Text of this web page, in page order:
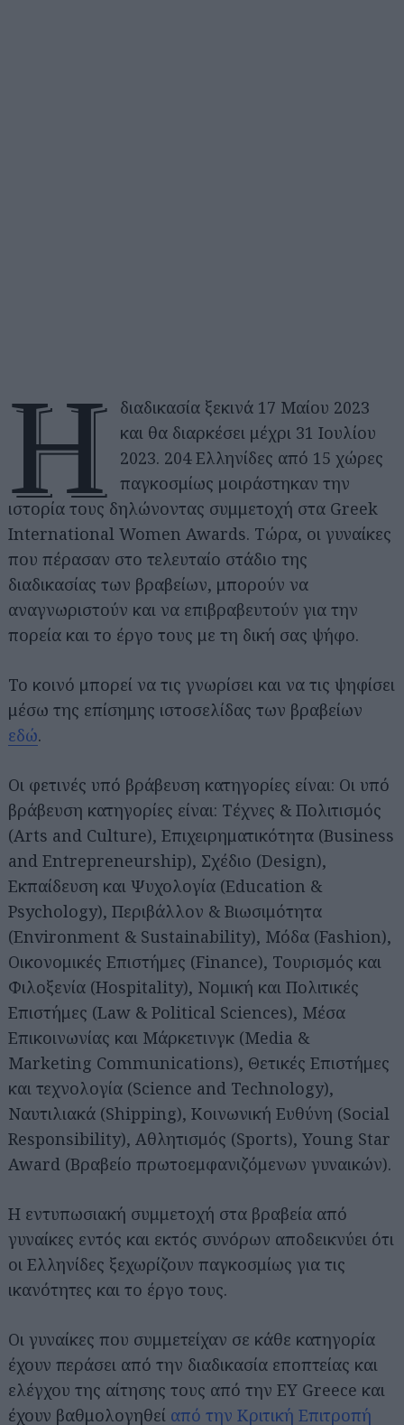
Η
διαδικασία ξεκινά 17 Μαίου 2023
και θα διαρκέσει μέχρι 31 Ιουλίου
2023. 204 Ελληνίδες από 15 χώρες
παγκοσμίως μοιράστηκαν την
ιστορία τους δηλώνοντας συμμετοχή στα Greek
International Women Awards. Τώρα, οι γυναίκες
που πέρασαν στο τελευταίο στάδιο της
διαδικασίας των βραβείων, μπορούν να
αναγνωριστούν και να επιβραβευτούν για την
πορεία και το έργο τους με τη δική σας ψήφο.
Το κοινό μπορεί να τις γνωρίσει και να τις ψηφίσει
μέσω της επίσημης ιστοσελίδας των βραβείων
εδώ.
Οι φετινές υπό βράβευση κατηγορίες είναι: Οι υπό
βράβευση κατηγορίες είναι: Τέχνες & Πολιτισμός
(Arts and Culture), Επιχειρηματικότητα (Business
and Entrepreneurship), Σχέδιο (Design),
Εκπαίδευση και Ψυχολογία (Education &
Psychology), Περιβάλλον & Βιωσιμότητα
(Environment & Sustainability), Μόδα (Fashion),
Οικονομικές Επιστήμες (Finance), Τουρισμός και
Φιλοξενία (Hospitality), Νομική και Πολιτικές
Επιστήμες (Law & Political Sciences), Μέσα
Επικοινωνίας και Μάρκετινγκ (Media &
Marketing Communications), Θετικές Επιστήμες
και τεχνολογία (Science and Technology),
Ναυτιλιακά (Shipping), Κοινωνική Ευθύνη (Social
Responsibility), Αθλητισμός (Sports), Young Star
Award (Βραβείο πρωτοεμφανιζόμενων γυναικών).
Η εντυπωσιακή συμμετοχή στα βραβεία από
γυναίκες εντός και εκτός συνόρων αποδεικνύει ότι
οι Ελληνίδες ξεχωρίζουν παγκοσμίως για τις
ικανότητες και το έργο τους.
Οι γυναίκες που συμμετείχαν σε κάθε κατηγορία
έχουν περάσει από την διαδικασία εποπτείας και
ελέγχου της αίτησης τους από την EY Greece και
έχουν βαθμολογηθεί από την Κριτική Επιτροπή